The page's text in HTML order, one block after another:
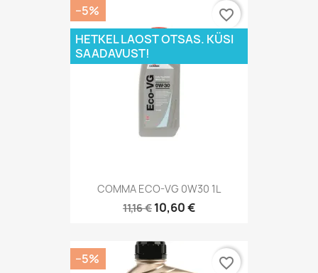
COMMA ECO-VG 0W30 1L
11,16 € 10,60 €
−5%
HETKEL LAOST OTSAS. KÜSI
SAADAVUST!
favorite_border
−5% favorite_border